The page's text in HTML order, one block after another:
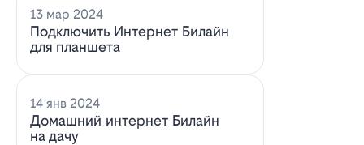
13 мар 2024
Подключить Интернет Билайн
для планшета
14 янв 2024
Домашний интернет Билайн
на дачу